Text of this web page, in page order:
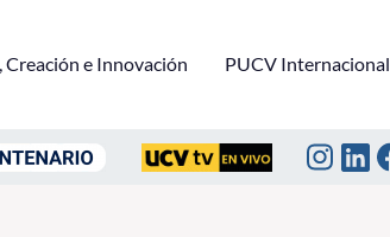
Creación e Innovación PUCV Internacional